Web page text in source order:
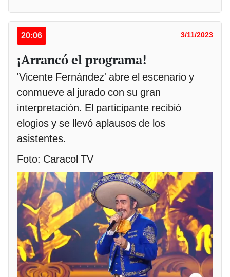
20:06 3/11/2023
¡Arrancó el programa!
'Vicente Fernández' abre el escenario y
conmueve al jurado con su gran
interpretación. El participante recibió
elogios y se llevó aplausos de los
asistentes.
Foto: Caracol TV